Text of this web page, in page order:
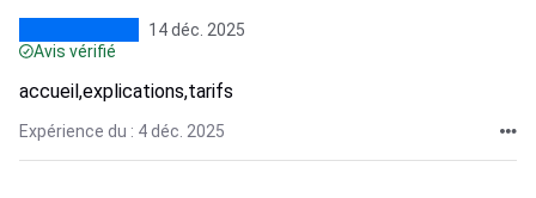
14 déc. 2025
Avis vérifié
accueil,explications,tarifs
Expérience du : 4 déc. 2025